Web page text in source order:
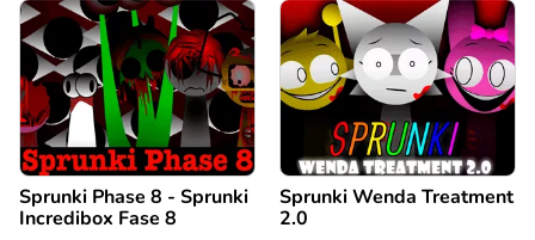
Sprunki Phase 8 - Sprunki
Incredibox Fase 8
Sprunki Wenda Treatment
2.0